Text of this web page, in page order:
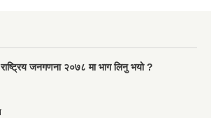
जनगणना २०७८ मा भाग लिनु भयो ?